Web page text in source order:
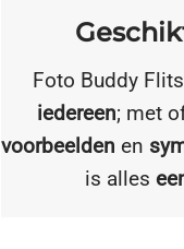
Foto Buddy
iedereen; met
voorbeelden en
is alles